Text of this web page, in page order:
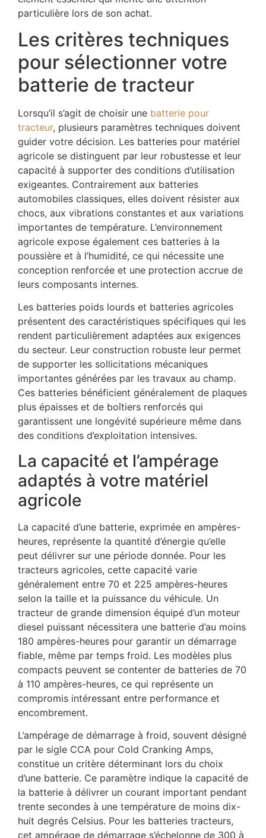
particulière lors de son achat.
Les critères techniques
pour sélectionner votre
batterie de tracteur
Lorsqu’il s’agit de choisir une batterie pour
tracteur, plusieurs paramètres techniques doivent
guider votre décision. Les batteries pour matériel
agricole se distinguent par leur robustesse et leur
capacité à supporter des conditions d’utilisation
exigeantes. Contrairement aux batteries
automobiles classiques, elles doivent résister aux
chocs, aux vibrations constantes et aux variations
importantes de température. L’environnement
agricole expose également ces batteries à la
poussière et à l’humidité, ce qui nécessite une
conception renforcée et une protection accrue de
leurs composants internes.
Les batteries poids lourds et batteries agricoles
présentent des caractéristiques spécifiques qui les
rendent particulièrement adaptées aux exigences
du secteur. Leur construction robuste leur permet
de supporter les sollicitations mécaniques
importantes générées par les travaux au champ.
Ces batteries bénéficient généralement de plaques
plus épaisses et de boîtiers renforcés qui
garantissent une longévité supérieure même dans
des conditions d’exploitation intensives.
La capacité et l’ampérage
adaptés à votre matériel
agricole
La capacité d’une batterie, exprimée en ampères-
heures, représente la quantité d’énergie qu’elle
peut délivrer sur une période donnée. Pour les
tracteurs agricoles, cette capacité varie
généralement entre 70 et 225 ampères-heures
selon la taille et la puissance du véhicule. Un
tracteur de grande dimension équipé d’un moteur
diesel puissant nécessitera une batterie d’au moins
180 ampères-heures pour garantir un démarrage
fiable, même par temps froid. Les modèles plus
compacts peuvent se contenter de batteries de 70
à 110 ampères-heures, ce qui représente un
compromis intéressant entre performance et
encombrement.
L’ampérage de démarrage à froid, souvent désigné
par le sigle CCA pour Cold Cranking Amps,
constitue un critère déterminant lors du choix
d’une batterie. Ce paramètre indique la capacité de
la batterie à délivrer un courant important pendant
trente secondes à une température de moins dix-
huit degrés Celsius. Pour les batteries tracteurs,
cet ampérage de démarrage s’échelonne de 300 à